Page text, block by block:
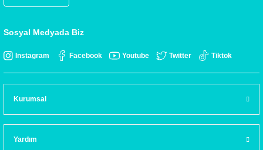
Sosyal Medyada Biz
Instagram Facebook Youtube Twitter Tiktok
Kurumsal
Yardım